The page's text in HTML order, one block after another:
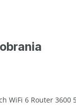
WiFi 6 Router 3600